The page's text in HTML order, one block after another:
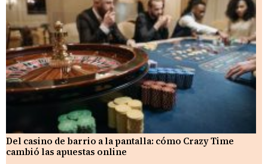
Del casino de barrio a la pantalla: cómo Crazy Time
cambió las apuestas online